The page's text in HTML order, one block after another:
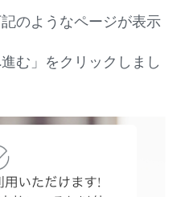
のようなページが表示
む」をクリックしまし